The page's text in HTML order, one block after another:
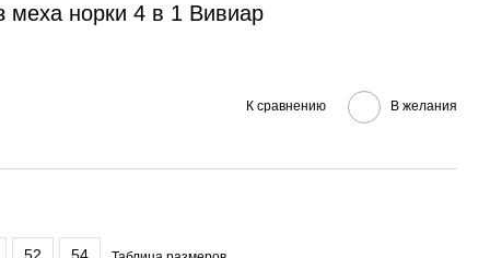
норки 4 в 1 Вивиар
К сравнению В желания